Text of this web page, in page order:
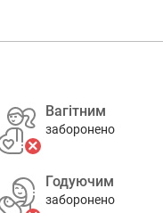
Вагітним
заборонено
Годуючим
заборонено